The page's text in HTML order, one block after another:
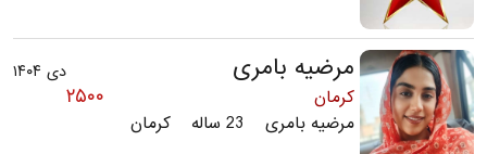
دی ۱۴۰۴ مرضیه بامری
۲۵۰۰
کرمان
مرضیه بامری 23 ساله کرمان